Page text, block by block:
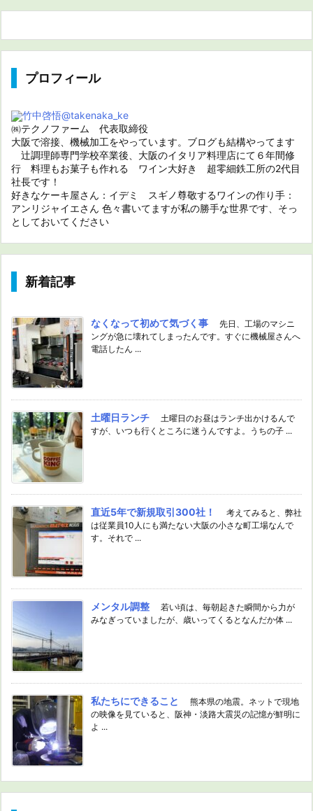
プロフィール
竹中啓悟@takenaka_ke
㈱テクノファーム 代表取締役
大阪で溶接、機械加工をやっています。ブログも結構やってます
辻調理師専門学校卒業後、大阪のイタリア料理店にて６年間修
行 料理もお菓子も作れる ワイン大好き 超零細鉄工所の2代目
社長です！
好きなケーキ屋さん：イデミ スギノ尊敬するワインの作り手：
アンリジャイエさん 色々書いてますが私の勝手な世界です、そっ
としておいてください
新着記事
なくなって初めて気づく事
先日、工場のマシニ
ングが急に壊れてしまったんです。すぐに機械屋さんへ
電話したん ...
土曜日ランチ
土曜日のお昼はランチ出かけるんで
すが、いつも行くところに迷うんですよ。うちの子 ...
直近5年で新規取引300社！
考えてみると、弊社
は従業員10人にも満たない大阪の小さな町工場なんで
す。それで ...
メンタル調整
若い頃は、毎朝起きた瞬間から力が
みなぎっていましたが、歳いってくるとなんだか体 ...
私たちにできること
熊本県の地震。ネットで現地
の映像を見ていると、阪神・淡路大震災の記憶が鮮明に
よ ...